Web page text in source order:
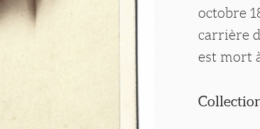
octobre
carrière
est mort